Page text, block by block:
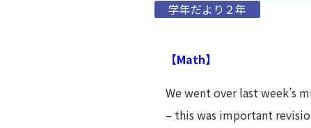
学年だより２年
【Math】
We went over last week’s
– this was important